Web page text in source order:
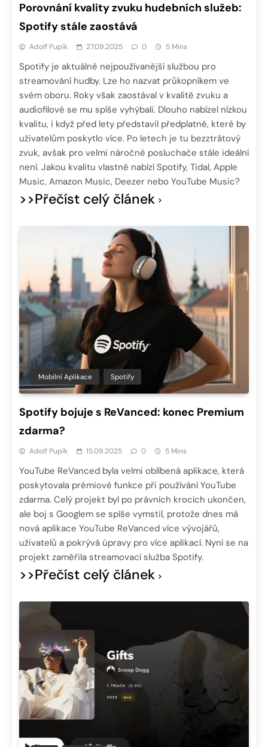
Porovnání kvality zvuku hudebních služeb:
Spotify stále zaostává
Adolf Pupík 27.09.2025 0 5 Mins
Spotify je aktuálně nejpoužívanější službou pro
streamování hudby. Lze ho nazvat průkopníkem ve
svém oboru. Roky však zaostával v kvalitě zvuku a
audiofilové se mu spíše vyhýbali. Dlouho nabízel nízkou
kvalitu, i když před lety představil předplatné, které by
uživatelům poskytlo více. Po letech je tu bezztrátový
zvuk, avšak pro velmi náročné posluchače stále ideální
není. Jakou kvalitu vlastně nabízí Spotify, Tidal, Apple
Music, Amazon Music, Deezer nebo YouTube Music?
>>Přečíst celý článek
Mobilní Aplikace Spotify
Spotify bojuje s ReVanced: konec Premium
zdarma?
Adolf Pupík 15.09.2025 0 5 Mins
YouTube ReVanced byla velmi oblíbená aplikace, která
poskytovala prémiové funkce při používání YouTube
zdarma. Celý projekt byl po právních krocích ukončen,
ale boj s Googlem se spíše vymstil, protože dnes má
nová aplikace YouTube ReVanced více vývojářů,
uživatelů a pokrývá úpravy pro více aplikací. Nyní se na
projekt zaměřila streamovací služba Spotify.
>>Přečíst celý článek